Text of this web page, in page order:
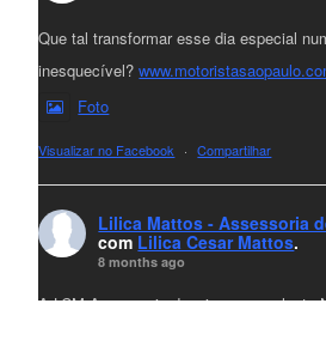
Que tal transformar esse dia especial
inesquecível?
Foto
Visualizar no Facebook · Compartilhar
Lilica Mattos - Assessoria
com Lilica Cesar Mattos.
8 months ago
A LCM Assessoria deseja um excelente